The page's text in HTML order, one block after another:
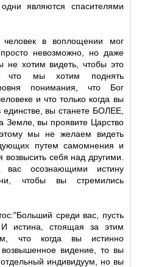
являются спасителями
в воплощении мог
невозможно, но даже
хотим видеть, чтобы это
что мы хотим поднять
понимания, что Бог
и что только когда вы
единстве, вы станете БОЛЕЕ,
Земле, вы проявите Царство
мы не желаем видеть
путем самомнения и
возвысить себя над другими.
осознающими истину
чтобы вы стремились
среди вас, пусть
истина, стоящая за этим
что когда вы истинно
видение, то вы
индивидуум, но вы